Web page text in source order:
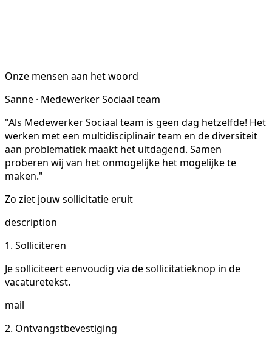
Onze mensen aan het woord
Sanne · Medewerker Sociaal team
"Als Medewerker Sociaal team is geen dag hetzelfde! Het
werken met een multidisciplinair team en de diversiteit
aan problematiek maakt het uitdagend. Samen
proberen wij van het onmogelijke het mogelijke te
maken."
Zo ziet jouw sollicitatie eruit
description
1. Solliciteren
Je solliciteert eenvoudig via de sollicitatieknop in de
vacaturetekst.
mail
2. Ontvangstbevestiging